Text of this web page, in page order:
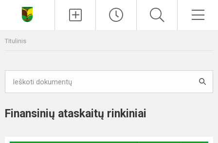
Titulinis
Finansinių ataskaitų rinkiniai